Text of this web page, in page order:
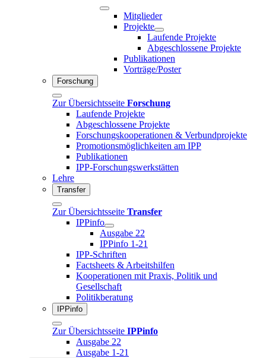
Mitglieder
Projekte
Laufende Projekte
Abgeschlossene Projekte
Publikationen
Vorträge/Poster
Forschung
Zur Übersichtsseite Forschung
Laufende Projekte
Abgeschlossene Projekte
Forschungskooperationen & Verbundprojekte
Promotionsmöglichkeiten am IPP
Publikationen
IPP-Forschungswerkstätten
Lehre
Transfer
Zur Übersichtsseite Transfer
IPPinfo
Ausgabe 22
IPPinfo 1-21
IPP-Schriften
Factsheets & Arbeitshilfen
Kooperationen mit Praxis, Politik und
Gesellschaft
Politikberatung
IPPinfo
Zur Übersichtsseite IPPinfo
Ausgabe 22
Ausgabe 1-21